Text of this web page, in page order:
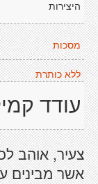
היצירות
מסכות
ללא כותרת
עודד
צעיר, אוהב
אשר מבינים